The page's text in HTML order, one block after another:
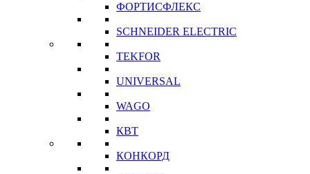
ФОРТИСФЛЕКС
SCHNEIDER ELECTRIC
TEKFOR
UNIVERSAL
WAGO
КВТ
КОНКОРД